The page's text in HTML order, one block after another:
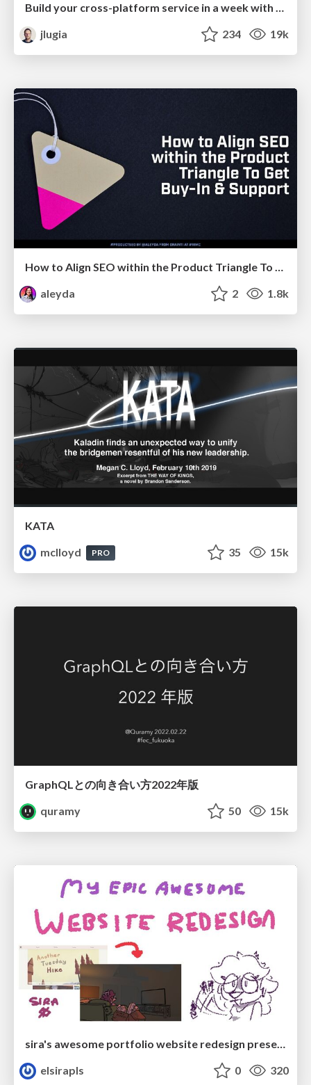
Build your cross-platform service in a week with App Engine
jlugia
234 19k
aleyda
2 1.8k
KATA
mclloyd
PRO 35 15k
GraphQLとの向き合い方2022年版
quramy
50 15k
sira's awesome portfolio website redesign presentation
elsirapls
0 320